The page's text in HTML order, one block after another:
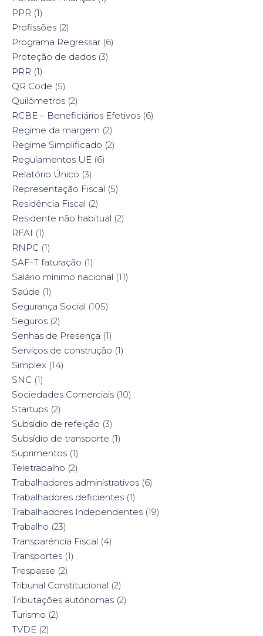
PPR (1)
Profissões (2)
Programa Regressar (6)
Proteção de dados (3)
PRR (1)
QR Code (5)
Quilómetros (2)
RCBE – Beneficiários Efetivos (6)
Regime da margem (2)
Regime Simplificado (2)
Regulamentos UE (6)
Relatório Único (3)
Representação Fiscal (5)
Residência Fiscal (2)
Residente não habitual (2)
RFAI (1)
RNPC (1)
SAF-T faturação (1)
Salário mínimo nacional (11)
Saúde (1)
Segurança Social (105)
Seguros (2)
Senhas de Presença (1)
Serviços de construção (1)
Simplex (14)
SNC (1)
Sociedades Comerciais (10)
Startups (2)
Subsídio de refeição (3)
Subsídio de transporte (1)
Suprimentos (1)
Teletrabalho (2)
Trabalhadores administrativos (6)
Trabalhadores deficientes (1)
Trabalhadores Independentes (19)
Trabalho (23)
Transparência Fiscal (4)
Transportes (1)
Trespasse (2)
Tribunal Constitucional (2)
Tributações autónomas (2)
Turismo (2)
TVDE (2)